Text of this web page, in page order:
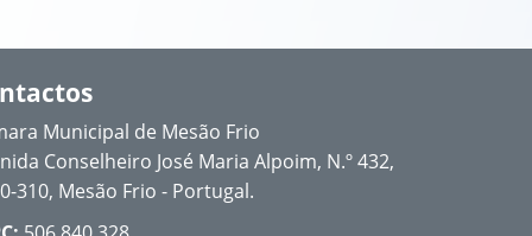
Municipal de Mesão Frio
Conselheiro José Maria Alpoim, N.º 432,
310, Mesão Frio - Portugal.